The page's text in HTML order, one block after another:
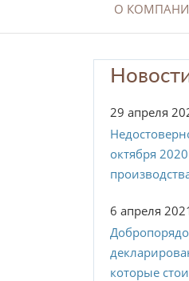
О
29 апреля
октября
6 апреля
которые